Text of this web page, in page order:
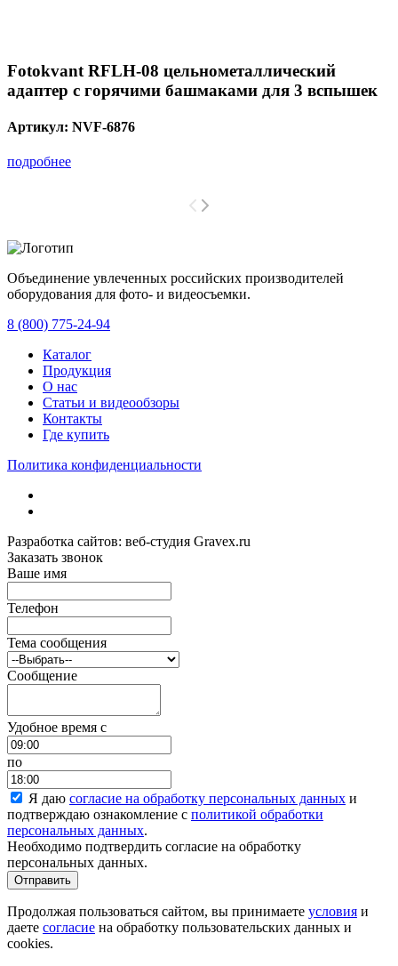
Fotokvant RFLH-08 цельнометаллический
адаптер с горячими башмаками для 3 вспышек
Артикул: NVF-6876
подробнее
Объединение увлеченных российских производителей
оборудования для фото- и видеосъемки.
8 (800) 775-24-94
Каталог
Продукция
О нас
Статьи и видеообзоры
Контакты
Где купить
Политика конфиденциальности
Разработка сайтов: веб-студия Gravex.ru
Заказать звонок
Ваше имя
Телефон
Тема сообщения
Сообщение
Удобное время c
по
Я даю согласие на обработку персональных данных и
подтверждаю ознакомление с политикой обработки
персональных данных.
Необходимо подтвердить согласие на обработку
персональных данных.
Отправить
Продолжая пользоваться сайтом, вы принимаете условия и
даете согласие на обработку пользовательских данных и
cookies.